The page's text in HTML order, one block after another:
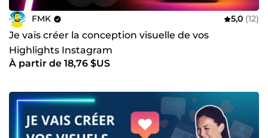
FMK 5,0 (12)
Je vais créer la conception visuelle de vos
Highlights Instagram
À partir de 18,76 $US